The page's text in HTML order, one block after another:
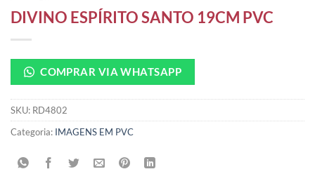
DIVINO ESPÍRITO SANTO 19CM PVC
COMPRAR VIA WHATSAPP
SKU: RD4802
Categoria: IMAGENS EM PVC